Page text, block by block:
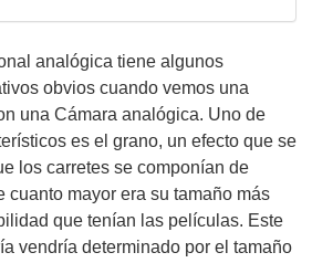
analógica tiene algunos
obvios cuando vemos una
una Cámara analógica. Uno de
es el grano, un efecto que se
los carretes se componían de
cuanto mayor era su tamaño más
que tenían las películas. Este
vendría determinado por el tamaño